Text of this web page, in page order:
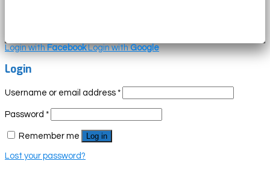
Login withFacebook Login withGoogle
Login
Username or email address *
Password *
Remember me Log in
Lost your password?